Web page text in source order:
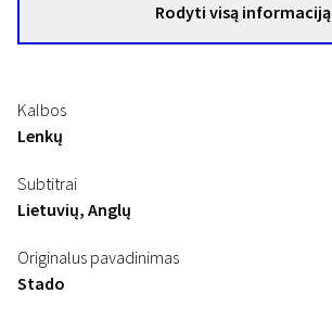
Rodyti visą informaciją
Kalbos
Lenkų
Subtitrai
Lietuvių, Anglų
Originalus pavadinimas
Stado